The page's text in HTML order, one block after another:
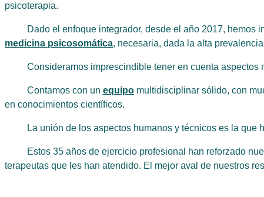
psicoterapia.
Dado el enfoque integrador, desde el año 2017, hemos
medicina psicosomática, necesaria, dada la alta
Consideramos imprescindible tener en cuenta
Contamos con un equipo multidisciplinar sólido, con
en conocimientos científicos.
La unión de los aspectos humanos y técnicos es la que
Estos 35 años de ejercicio profesional han reforzado
terapeutas que les han atendido. El mejor aval de nuestros